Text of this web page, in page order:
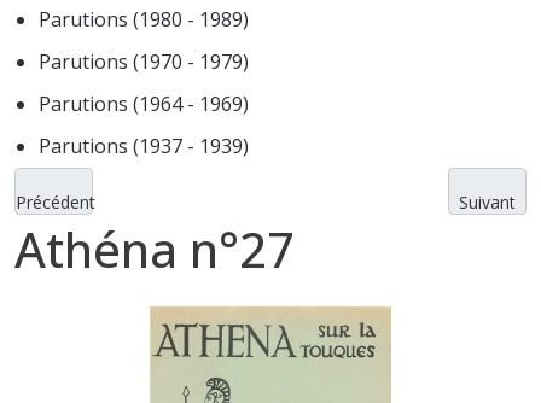
Parutions (1980 - 1989)
Parutions (1970 - 1979)
Parutions (1964 - 1969)
Parutions (1937 - 1939)
Précédent Suivant
Athéna n°27